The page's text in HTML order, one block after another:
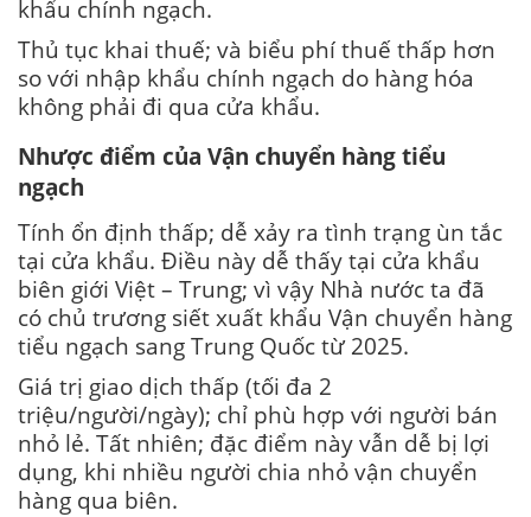
khẩu chính ngạch.
Thủ tục khai thuế; và biểu phí thuế thấp hơn
so với nhập khẩu chính ngạch do hàng hóa
không phải đi qua cửa khẩu.
Nhược điểm của Vận chuyển hàng tiểu
ngạch
Tính ổn định thấp; dễ xảy ra tình trạng ùn tắc
tại cửa khẩu. Điều này dễ thấy tại cửa khẩu
biên giới Việt – Trung; vì vậy Nhà nước ta đã
có chủ trương siết xuất khẩu Vận chuyển hàng
tiểu ngạch sang Trung Quốc từ 2025.
Giá trị giao dịch thấp (tối đa 2
triệu/người/ngày); chỉ phù hợp với người bán
nhỏ lẻ. Tất nhiên; đặc điểm này vẫn dễ bị lợi
dụng, khi nhiều người chia nhỏ vận chuyển
hàng qua biên.